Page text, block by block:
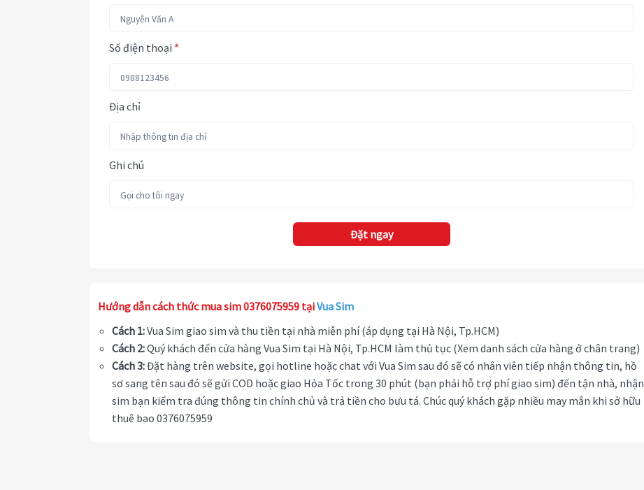
Số điện thoại *
Địa chỉ
Ghi chú
Đặt ngay
Hướng dẫn cách thức mua sim 0376075959 tạiVua Sim
Cách 1:Vua Sim giao sim và thu tiền tại nhà miễn phí (áp dụng tại Hà Nội, Tp.HCM)
Cách 2:Quý khách đến cửa hàng Vua Sim tại Hà Nội, Tp.HCM làm thủ tục (Xem danh sách cửa hàng ở chân trang)
Cách 3:Đặt hàng trên website, gọi hotline hoặc chat với Vua Sim sau đó sẽ có nhân viên tiếp nhận thông tin, hồ
sơ sang tên sau đó sẽ gửi COD hoặc giao Hỏa Tốc trong 30 phút (bạn phải hỗ trợ phí giao sim) đến tận nhà, nhận
sim bạn kiểm tra đúng thông tin chính chủ và trả tiền cho bưu tá. Chúc quý khách gặp nhiều may mắn khi sở hữu
thuê bao 0376075959